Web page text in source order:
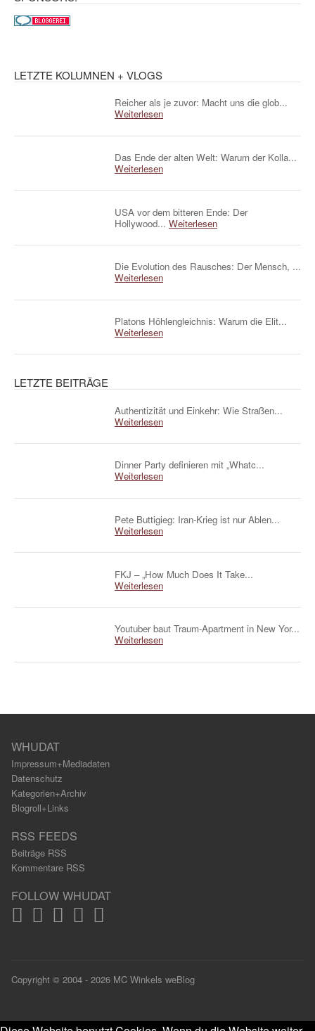
LETZTE KOLUMNEN + VLOGS
Reicher als je zuvor: Macht uns die glob...
Weiterlesen
Das Ende der alten Welt: Warum der Kolla...
Weiterlesen
USA vor dem bitteren Ende: Der
Hollywood... Weiterlesen
Die Evolution des Rausches: Der Mensch, ...
Weiterlesen
Platons Höhlengleichnis: Warum die Elit...
Weiterlesen
LETZTE BEITRÄGE
Authentizität und Einkehr: Wie Straßen...
Weiterlesen
Dinner Party definieren mit „Whatc...
Weiterlesen
Pete Buttigieg: Iran-Krieg ist nur Ablen...
Weiterlesen
FKJ – „How Much Does It Take...
Weiterlesen
Youtuber baut Traum-Apartment in New Yor...
Weiterlesen
WHUDAT
Impressum+Mediadaten
Datenschutz
Kategorien+Archiv
Blogroll+Links
RSS FEEDS
Beiträge RSS
Kommentare RSS
FOLLOW WHUDAT
Copyright © 2004 - 2026 MC Winkels weBlog